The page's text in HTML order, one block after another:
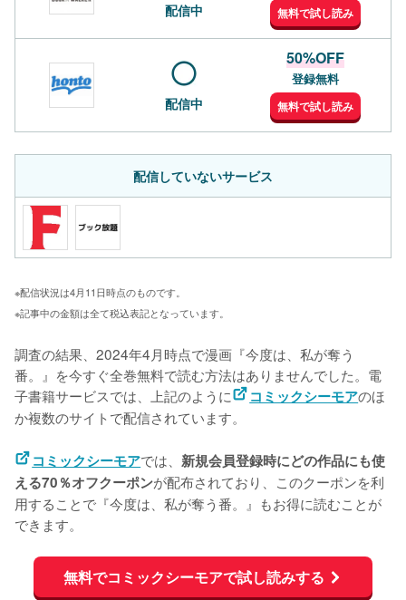
配信中 無料で試し読み
配信中
50%OFF
登録無料
無料で試し読み
配信していないサービス
※配信状況は4月11日時点のものです。
※記事中の金額は全て税込表記となっています。
調査の結果、2024年4月時点で漫画『今度は、私が奪う
番。』を今すぐ全巻無料で読む方法はありませんでした。電
子書籍サービスでは、上記のように
コミックシーモアのほ
か複数のサイトで配信されています。
コミックシーモアでは、 新規会員登録時にどの作品にも使
える70％オフクーポンが配布されており、このクーポンを利
用することで『今度は、私が奪う番。』もお得に読むことが
できます。
無料でコミックシーモアで試し読みする